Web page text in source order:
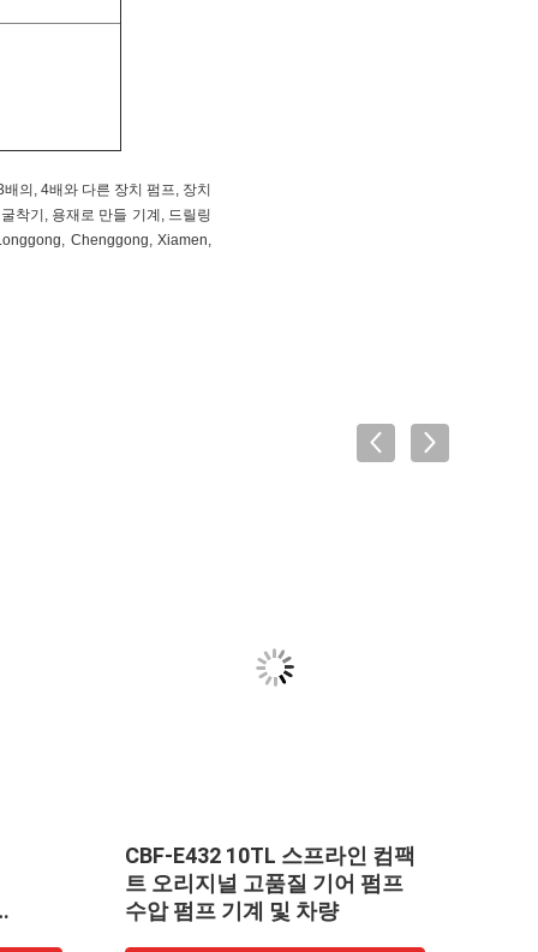
의, 4배와 다른 장치 펌프, 장치
착기, 용재로 만들 기계, 드릴링
Chenggong, Xiamen,
CBF-E432 10TL 스프라인 컴팩
트 오리지널 고품질 기어 펌프
수압 펌프 기계 및 차량